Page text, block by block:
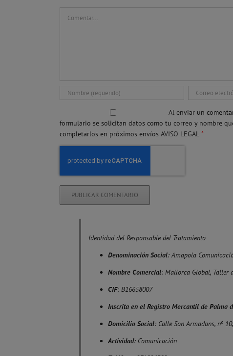
Al enviar un
formulario se solicitan datos como tu correo y nombre
completarlos en próximos envíos AVISO LEGAL *
Identidad del Responsable del Tratamiento
Denominación Social: Amapola
Nombre Comercial: Mallorca Global, Taller
CIF: B16658007
Inscrita en el Registro Mercantil de Palma
Domicilio Social: Calle Son Armadans, nº
Actividad: Comunicación